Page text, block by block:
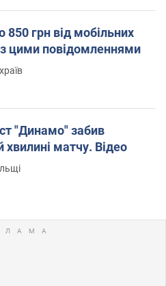
грн від мобільних
цими повідомленнями
"Динамо" забив
матчу. Відео